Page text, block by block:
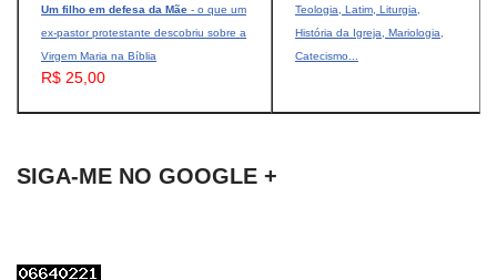
Um filho em defesa da Mãe - o que um
ex-pastor protestante descobriu sobre a
Virgem Maria na Bíblia
R$ 25,00
Teologia, Latim, Liturgia,
História da Igreja, Mariologia,
Catecismo...
SIGA-ME NO GOOGLE +